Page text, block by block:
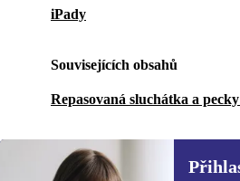
iPady
Souvisejících obsahů
Repasovaná sluchátka a